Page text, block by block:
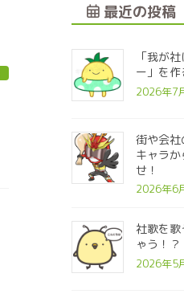
最近の投稿
「我が
ー」を作
2026年7
街や会
キャラ
せ！
2026年6
社歌を歌
ゃう！？
2026年5